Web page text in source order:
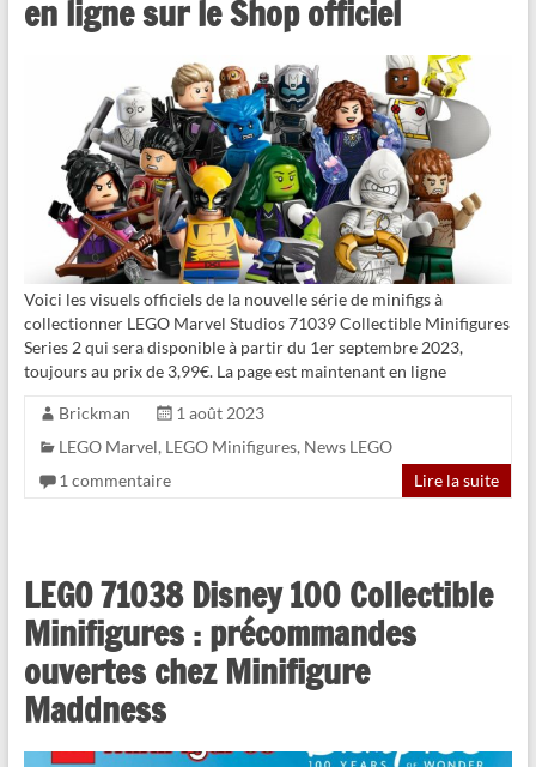
en ligne sur le Shop officiel
Voici les visuels officiels de la nouvelle série de minifigs à
collectionner LEGO Marvel Studios 71039 Collectible Minifigures
Series 2 qui sera disponible à partir du 1er septembre 2023,
toujours au prix de 3,99€. La page est maintenant en ligne
Brickman
1 août 2023
LEGO Marvel, LEGO Minifigures, News LEGO
1 commentaire
Lire la suite
LEGO 71038 Disney 100 Collectible
Minifigures : précommandes
ouvertes chez Minifigure
Maddness